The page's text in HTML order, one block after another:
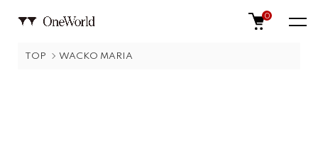
0
TOP WACKO MARIA